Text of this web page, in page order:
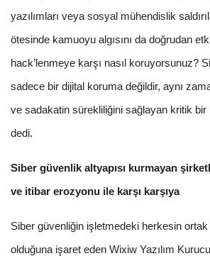
yazılımları veya sosyal mühendislik
ötesinde kamuoyu algısını da doğrudan
hack’lenmeye karşı nasıl koruyorsunuz?
sadece bir dijital koruma değildir, aynı
ve sadakatin sürekliliğini sağlayan kritik bir
dedi.
Siber güvenlik altyapısı kurmayan
ve itibar erozyonu ile karşı karşıya
Siber güvenliğin işletmedeki herkesin
olduğuna işaret eden Wixiw Yazılım